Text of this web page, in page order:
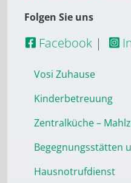
Folgen Sie uns
Facebook |
Vosi Zuhause
Kinderbetreuung
Zentralküche –
Begegnungsstätten
Hausnotrufdienst